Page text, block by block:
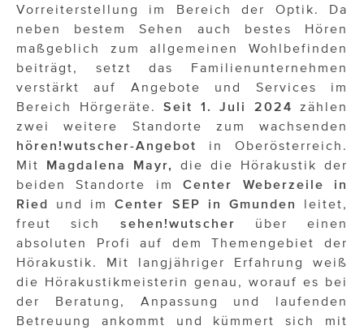
sehen!wutscher
SISTER ACT
Solid & Bold
St. Peter Stiftskulinarium
Susanne Wuest
The Budims
TOG Studio
Upside Down Town Hotel – Neue Post
VieSFF – Vienna Spanish Film Festival
Vorreiterstellung im Bereich der Optik. Da
neben bestem Sehen auch bestes Hören
maßgeblich zum allgemeinen Wohlbefinden
beiträgt, setzt das Familienunternehmen
verstärkt auf Angebote und Services im
Bereich Hörgeräte. Seit 1. Juli 2024 zählen
zwei weitere Standorte zum wachsenden
hören!wutscher-Angebot
in Oberösterreich.
Mit Magdalena Mayr,
die die Hörakustik der
beiden Standorte imCenter Weberzeile in
Ried
und imCenter SEP in Gmunden
leitet,
freut sich sehen!wutscher über einen
absoluten Profi auf dem Themengebiet der
Hörakustik. Mit langjähriger Erfahrung weiß
die Hörakustikmeisterin genau, worauf es bei
der Beratung, Anpassung und laufenden
Betreuung ankommt und kümmert sich mit